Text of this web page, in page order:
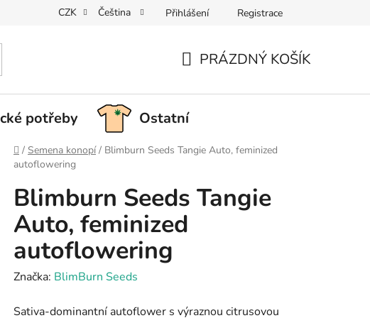
CZK Čeština Přihlášení Registrace
KOŠÍK
PRÁZDNÝ KOŠÍK
potřeby Ostatní
Domů
/ Semena konopí / Blimburn Seeds Tangie Auto, feminized
autoflowering
Blimburn Seeds Tangie
Auto, feminized
autoflowering
Značka: BlimBurn Seeds
Sativa-dominantní autoflower s výraznou citrusovou